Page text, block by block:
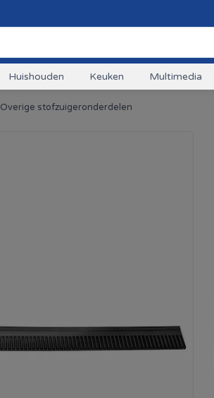
Huishouden Keuken Multimedia
Overige stofzuigeronderdelen